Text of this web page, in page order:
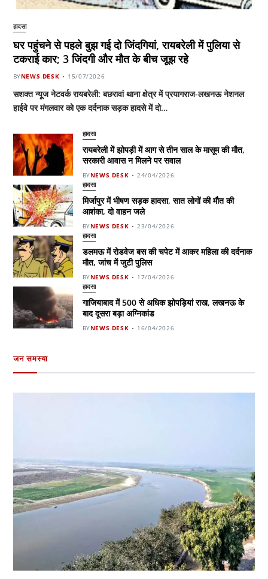
हादसा
घर पहुंचने से पहले बुझ गई दो जिंदगियां, रायबरेली में पुलिया से
टकराई कार; 3 जिंदगी और मौत के बीच जूझ रहे
BYNEWS DESK 15/07/2026
सशक्त न्यूज नेटवर्क रायबरेली: बछरावां थाना क्षेत्र में प्रयागराज-लखनऊ नेशनल
हाईवे पर मंगलवार को एक दर्दनाक सड़क हादसे में दो…
हादसा
रायबरेली में झोपड़ी में आग से तीन साल के मासूम की मौत,
सरकारी आवास न मिलने पर सवाल
BYNEWS DESK 24/04/2026
हादसा
मिर्जापुर में भीषण सड़क हादसा, सात लोगों की मौत की
आशंका, दो वाहन जले
BYNEWS DESK 23/04/2026
हादसा
डलमऊ में रोडवेज बस की चपेट में आकर महिला की दर्दनाक
मौत, जांच में जुटी पुलिस
BYNEWS DESK 17/04/2026
हादसा
गाजियाबाद में 500 से अधिक झोपड़ियां राख, लखनऊ के
बाद दूसरा बड़ा अग्निकांड
BYNEWS DESK 16/04/2026
जन समस्या